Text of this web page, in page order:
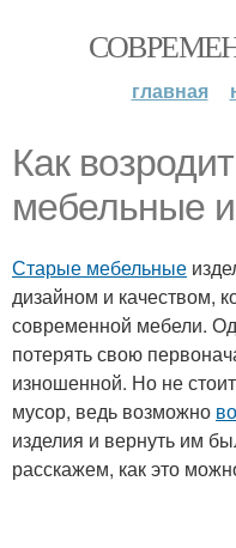
главная
Как
мебельные
Старые мебельные
дизайном и качеством,
современной мебели.
потерять свою
изношенной. Но не
мусор, ведь возможно
изделия и вернуть им
расскажем, как это